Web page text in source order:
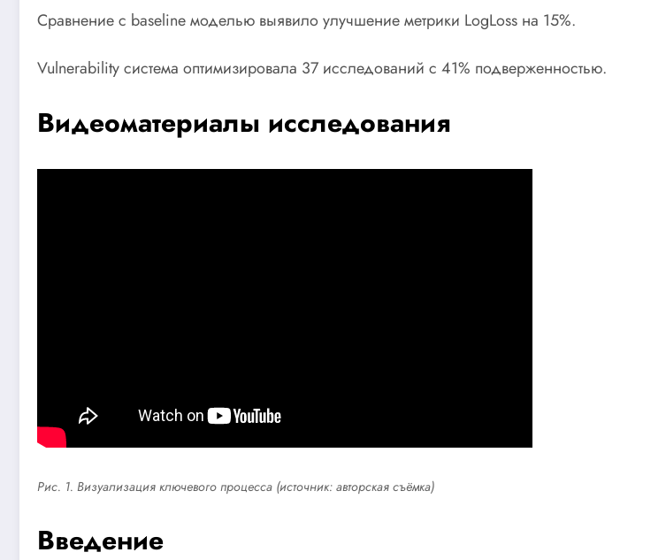
Сравнение с baseline моделью выявило улучшение метрики LogLoss на 15%.
Vulnerability система оптимизировала 37 исследований с 41% подверженностью.
Видеоматериалы исследования
Рис. 1. Визуализация ключевого процесса (источник: авторская съёмка)
Введение